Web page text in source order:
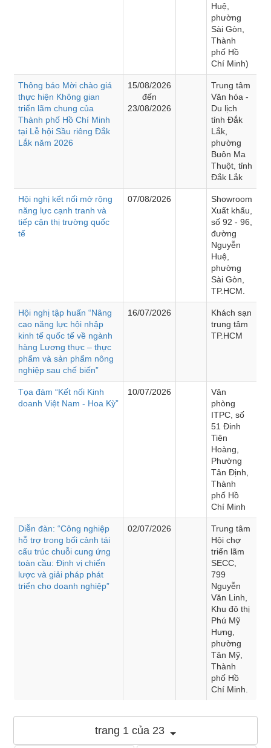
Huệ,
phường
Sài Gòn,
Thành
phố Hồ
Chí Minh)
Thông báo Mời chào giá
thực hiện Không gian
triển lãm chung của
Thành phố Hồ Chí Minh
tại Lễ hội Sầu riêng Đắk
Lắk năm 2026
15/08/2026
đến
23/08/2026
Trung tâm
Văn hóa -
Du lịch
tỉnh Đắk
Lắk,
phường
Buôn Ma
Thuột, tỉnh
Đắk Lắk
Hội nghị kết nối mở rộng
năng lực cạnh tranh và
tiếp cận thị trường quốc
tế
07/08/2026
Showroom
Xuất khẩu,
số 92 - 96,
đường
Nguyễn
Huệ,
phường
Sài Gòn,
TP.HCM.
Hội nghị tập huấn “Nâng
cao năng lực hội nhập
kinh tế quốc tế về ngành
hàng Lương thực – thực
phẩm và sản phẩm nông
nghiệp sau chế biến”
16/07/2026
Khách sạn
trung tâm
TP.HCM
Tọa đàm “Kết nối Kinh
doanh Việt Nam - Hoa Kỳ”
10/07/2026
Văn
phòng
ITPC, số
51 Đinh
Tiên
Hoàng,
Phường
Tân Định,
Thành
phố Hồ
Chí Minh
Diễn đàn: “Công nghiệp
hỗ trợ trong bối cảnh tái
cấu trúc chuỗi cung ứng
toàn cầu: Định vị chiến
lược và giải pháp phát
triển cho doanh nghiệp”
02/07/2026
Trung tâm
Hội chợ
triển lãm
SECC,
799
Nguyễn
Văn Linh,
Khu đô thị
Phú Mỹ
Hưng,
phường
Tân Mỹ,
Thành
phố Hồ
Chí Minh.
trang 1 của 23